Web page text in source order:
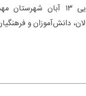
مراسم راهپیمایی ۱۳ آبان
دانش‌آموزان و